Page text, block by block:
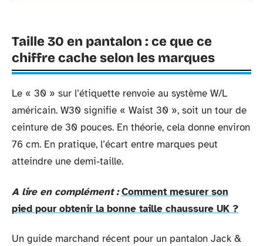
Taille 30 en pantalon : ce que ce
chiffre cache selon les marques
Le « 30 » sur l’étiquette renvoie au système W/L
américain. W30 signifie « Waist 30 », soit un tour de
ceinture de 30 pouces. En théorie, cela donne environ
76 cm. En pratique, l’écart entre marques peut
atteindre une demi-taille.
A lire en complément : Comment mesurer son
pied pour obtenir la bonne taille chaussure UK ?
Un guide marchand récent pour un pantalon Jack &